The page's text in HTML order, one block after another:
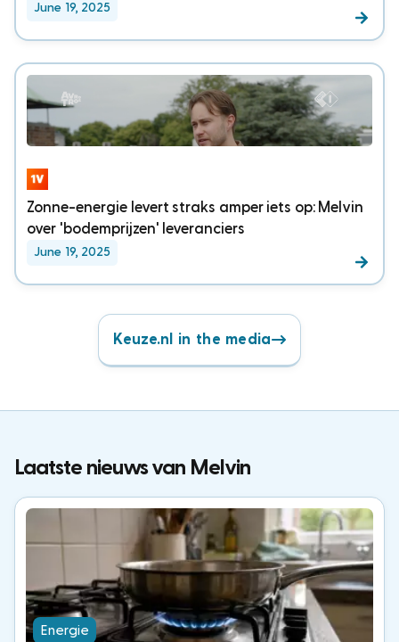
June 19, 2025
Zonne-energie levert straks amper iets op: Melvin
over 'bodemprijzen' leveranciers
June 19, 2025
Keuze.nl in the media
Laatste nieuws van Melvin
Energie